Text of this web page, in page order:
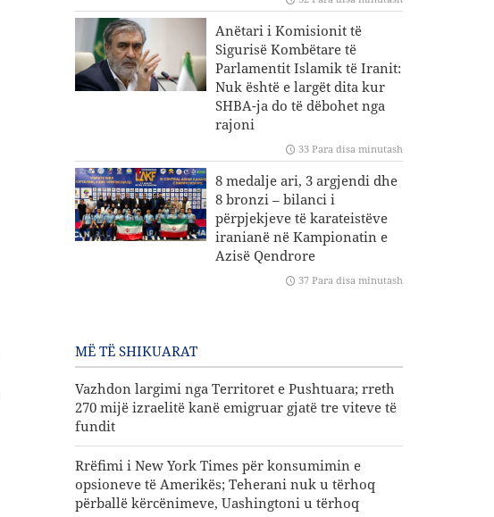
Anëtari i Komisionit të
Sigurisë Kombëtare të
Parlamentit Islamik të Iranit:
Nuk është e largët dita kur
SHBA-ja do të dëbohet nga
rajoni
33 Para disa minutash
8 medalje ari, 3 argjendi dhe
8 bronzi – bilanci i
përpjekjeve të karateistëve
iranianë në Kampionatin e
Azisë Qendrore
37 Para disa minutash
MË TË SHIKUARAT
Vazhdon largimi nga Territoret e Pushtuara; rreth
270 mijë izraelitë kanë emigruar gjatë tre viteve të
fundit
Rrëfimi i New York Times për konsumimin e
opsioneve të Amerikës; Teherani nuk u tërhoq
përballë kërcënimeve, Uashingtoni u tërhoq